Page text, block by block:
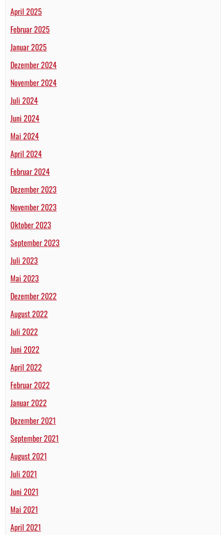
April 2025
Februar 2025
Januar 2025
Dezember 2024
November 2024
Juli 2024
Juni 2024
Mai 2024
April 2024
Februar 2024
Dezember 2023
November 2023
Oktober 2023
September 2023
Juli 2023
Mai 2023
Dezember 2022
August 2022
Juli 2022
Juni 2022
April 2022
Februar 2022
Januar 2022
Dezember 2021
September 2021
August 2021
Juli 2021
Juni 2021
Mai 2021
April 2021